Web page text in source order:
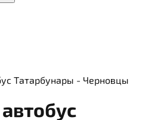
Татарбунары - Черновцы
автобус